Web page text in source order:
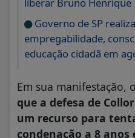
liberar Bruno Henrique
Governo de SP
empregabilidade,
educação cidadã em
Em sua manifestação, o
que a defesa de
um recurso para
condenação a 8 anos